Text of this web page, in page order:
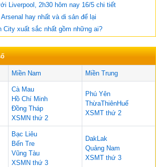
Liverpool, 2h30 hôm nay 16/5 chi tiết
hay nhất và di sản để lại
City xuất sắc nhất gồm những ai?
Miền Nam Miền Trung
Cà Mau
Hồ Chí Minh
Đồng Tháp
XSMN thứ 2
Phú Yên
ThừaThiênHuế
XSMT thứ 2
Bạc Liêu
Bến Tre
Vũng Tàu
XSMN thứ 3
DakLak
Quảng Nam
XSMT thứ 3